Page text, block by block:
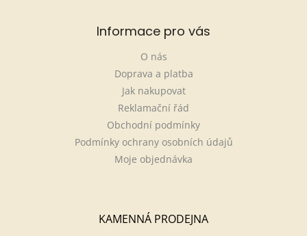
Informace pro vás
O nás
Doprava a platba
Jak nakupovat
Reklamační řád
Obchodní podmínky
Podmínky ochrany osobních údajů
Moje objednávka
KAMENNÁ PRODEJNA